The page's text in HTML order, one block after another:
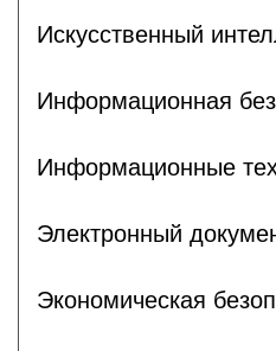
Искусственный
Информационная
Информационные
Электронный
Экономическая